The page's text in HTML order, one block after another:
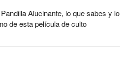
Alucinante, lo que sabes y lo
de esta película de culto